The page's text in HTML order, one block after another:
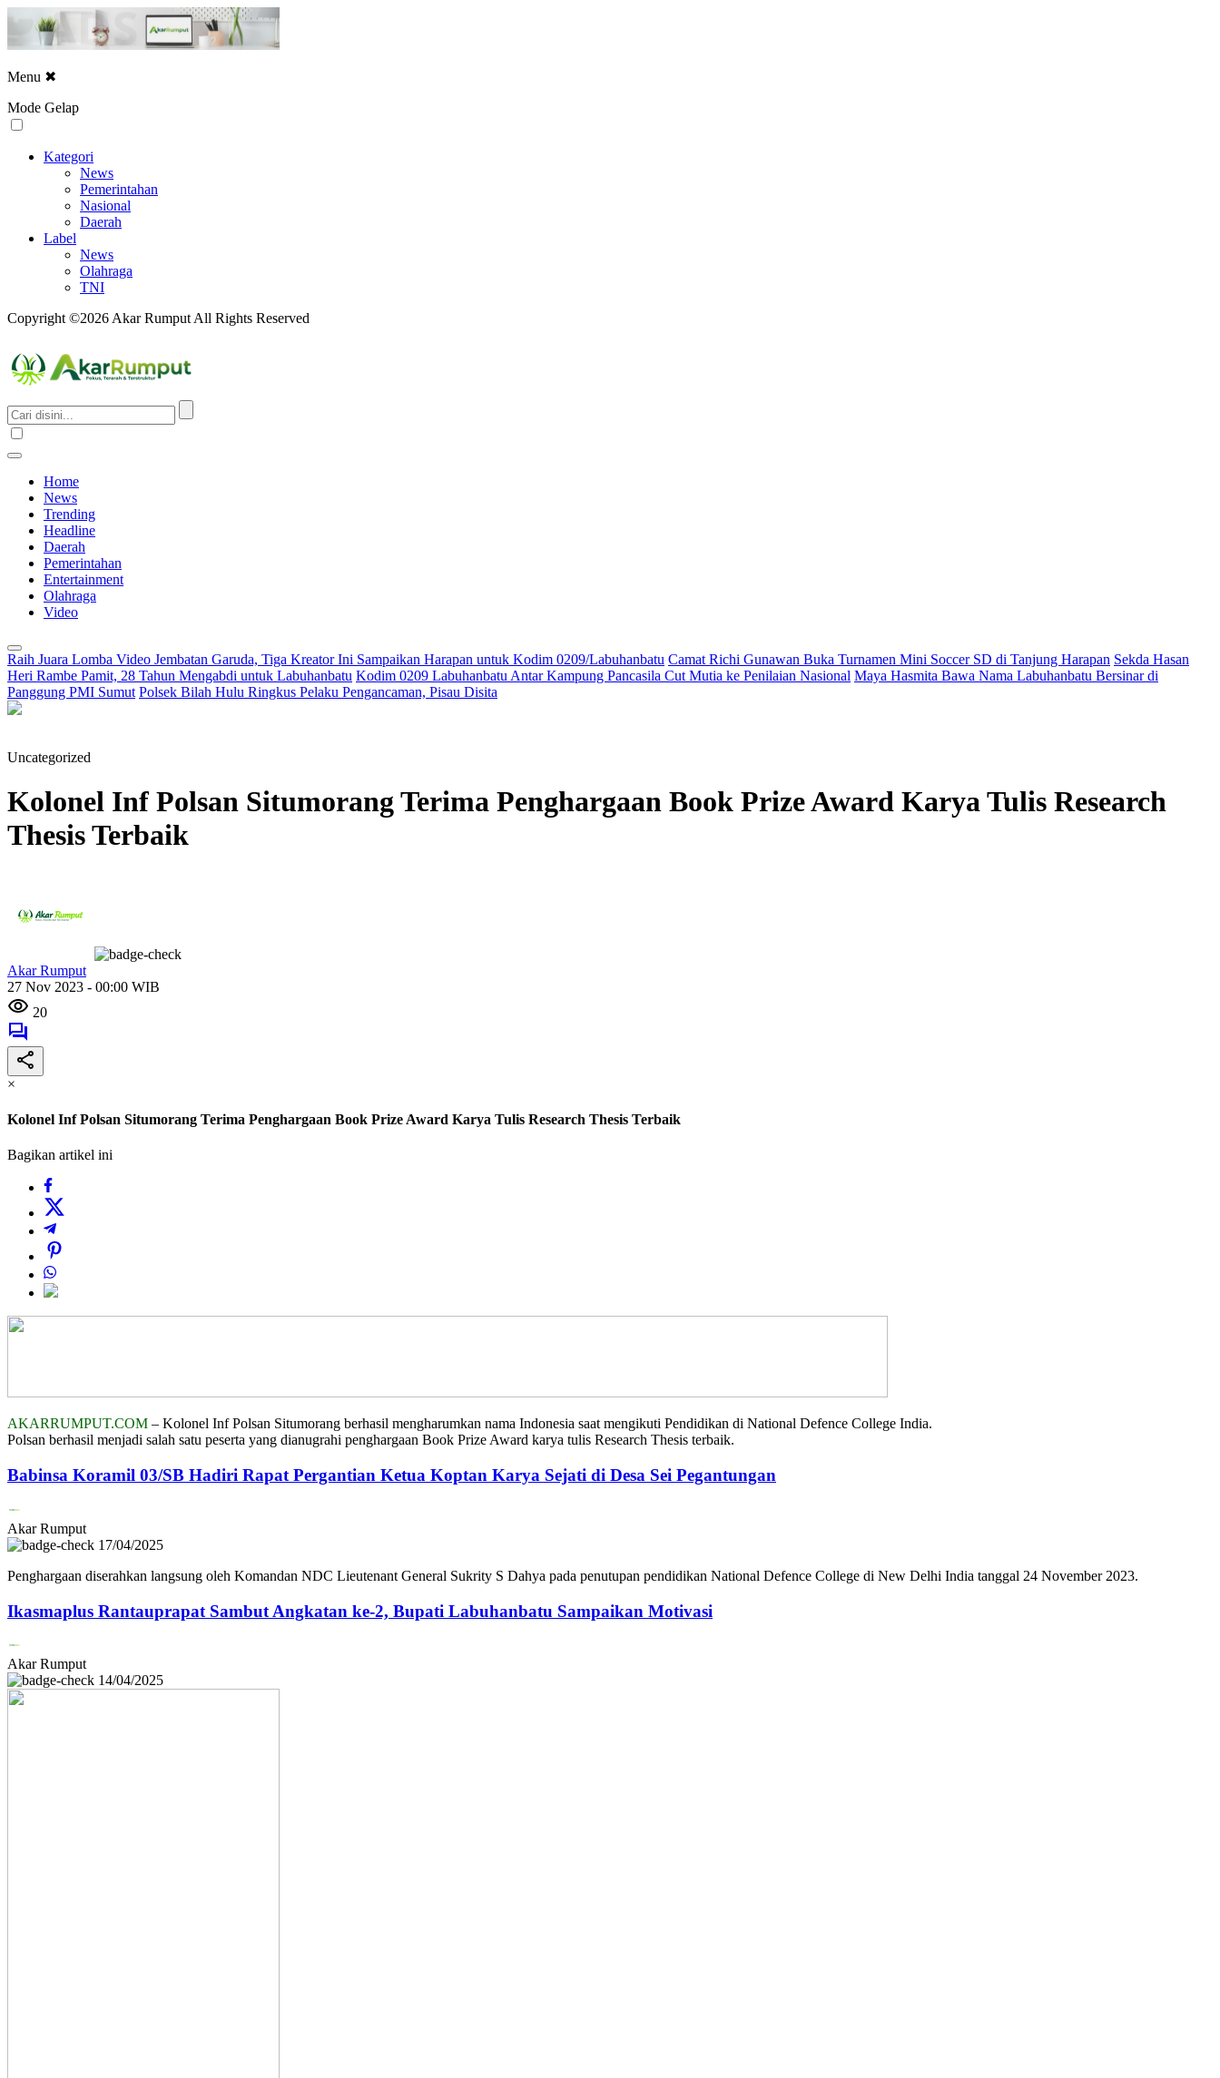
Menu ✖
Mode Gelap
Kategori
News
Pemerintahan
Nasional
Daerah
Label
News
Olahraga
TNI
Copyright ©2026 Akar Rumput All Rights Reserved
Home
News
Trending
Headline
Daerah
Pemerintahan
Entertainment
Olahraga
Video
Raih Juara Lomba Video Jembatan Garuda, Tiga Kreator Ini Sampaikan Harapan untuk Kodim 0209/Labuhanbatu Camat Richi Gunawan Buka Turnamen Mini Soccer SD di Tanjung Harapan Sekda Hasan
Heri Rambe Pamit, 28 Tahun Mengabdi untuk Labuhanbatu Kodim 0209 Labuhanbatu Antar Kampung Pancasila Cut Mutia ke Penilaian Nasional Maya Hasmita Bawa Nama Labuhanbatu Bersinar di
Panggung PMI Sumut Polsek Bilah Hulu Ringkus Pelaku Pengancaman, Pisau Disita
Uncategorized
Kolonel Inf Polsan Situmorang Terima Penghargaan Book Prize Award Karya Tulis Research
Thesis Terbaik
Akar Rumput
27 Nov 2023 - 00:00 WIB
20
×
Kolonel Inf Polsan Situmorang Terima Penghargaan Book Prize Award Karya Tulis Research Thesis Terbaik
Bagikan artikel ini
AKARRUMPUT.COM – Kolonel Inf Polsan Situmorang berhasil mengharumkan nama Indonesia saat mengikuti Pendidikan di National Defence College India.
Polsan berhasil menjadi salah satu peserta yang dianugrahi penghargaan Book Prize Award karya tulis Research Thesis terbaik.
Babinsa Koramil 03/SB Hadiri Rapat Pergantian Ketua Koptan Karya Sejati di Desa Sei Pegantungan
Akar Rumput
17/04/2025
Penghargaan diserahkan langsung oleh Komandan NDC Lieutenant General Sukrity S Dahya pada penutupan pendidikan National Defence College di New Delhi India tanggal 24 November 2023.
Ikasmaplus Rantauprapat Sambut Angkatan ke-2, Bupati Labuhanbatu Sampaikan Motivasi
Akar Rumput
14/04/2025